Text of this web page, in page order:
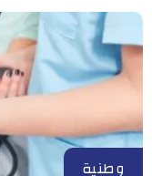
وطنية